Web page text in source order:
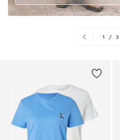
1 / 3